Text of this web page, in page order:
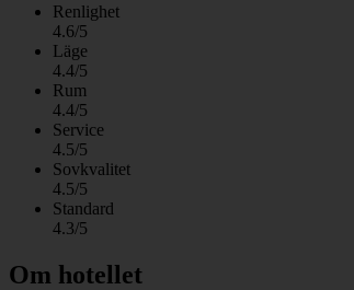
Renlighet
4.6/5
Läge
4.4/5
Rum
4.4/5
Service
4.5/5
Sovkvalitet
4.5/5
Standard
4.3/5
Om hotellet